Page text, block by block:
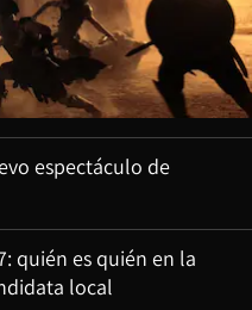
espectáculo de
quién es quién en la
local